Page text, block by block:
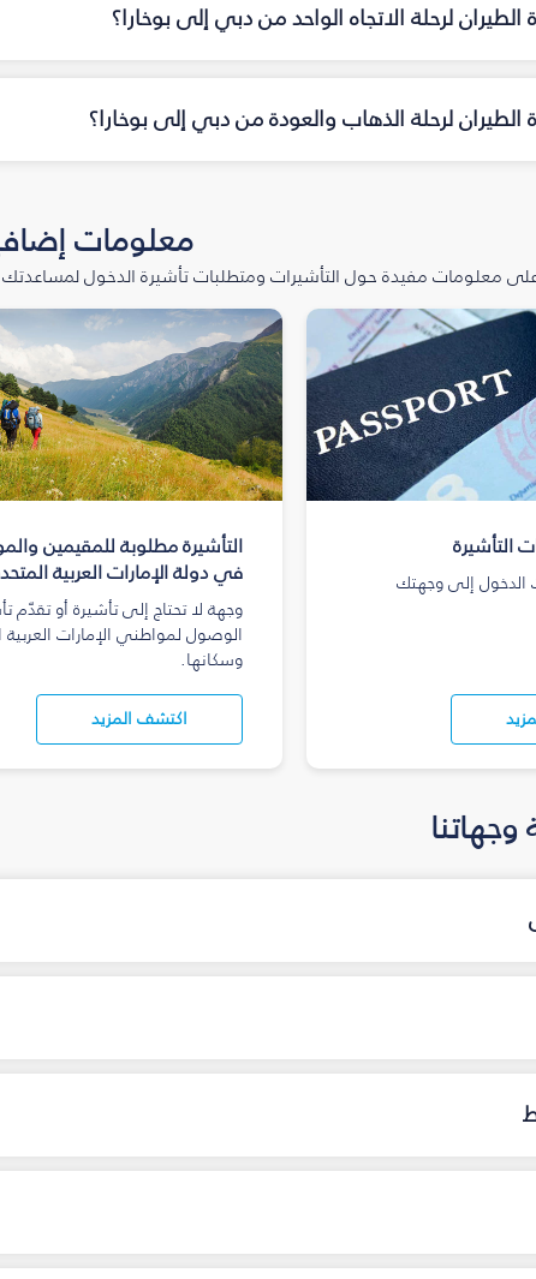
الطيران لرحلة الاتجاه الواحد من دبي إلى بوخارا؟
الطيران لرحلة الذهاب والعودة من دبي إلى بوخارا؟
معلومات
على معلومات مفيدة حول التأشيرات ومتطلبات تأشيرة الدخول
التأشيرة
إلى وجهتك
التأشيرة مطلوبة للمقيمين
في دولة الإمارات العربية
وجهة لا تحتاج إلى تأشيرة أو تقدّم
الوصول لمواطني الإمارات العربية
وسكانها.
اكتشف المزيد